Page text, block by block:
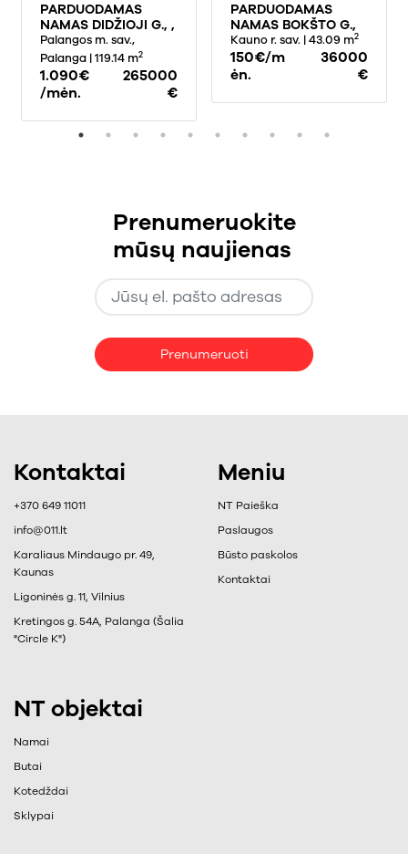
PARDUODAMAS
NAMAS DIDŽIOJI G., ,
PALANGOJE, 119,14
KV.M PLOTO
Palangos m. sav.,
Palanga | 119.14 m2
1.090€
/mėn.
265000
€
PARDUODAMAS
NAMAS BOKŠTO G.,
ŠLIENAVA, 43.09
KV.M PLOTO
Kauno r. sav. | 43.09 m2
150€/m
ėn.
36000
€
Kontaktai
+370 649 11011
info@011.lt
Karaliaus Mindaugo pr. 49,
Kaunas
Ligoninės g. 11, Vilnius
Kretingos g. 54A, Palanga (Šalia
"Circle K")
Meniu
NT Paieška
Paslaugos
Būsto paskolos
Kontaktai
NT objektai
Namai
Butai
Kotedždai
Sklypai
Prenumeruokite
mūsų naujienas
Prenumeruoti